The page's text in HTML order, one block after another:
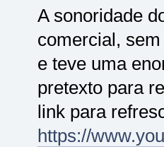
A sonoridade
comercial,
e teve uma
pretexto para
link para
https://